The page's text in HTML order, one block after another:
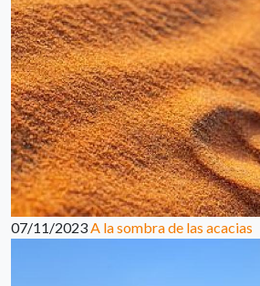
07/11/2023A la sombra de las acacias